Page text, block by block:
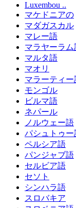
Luxembou ..
マケドニアの
マダガスカル
マレー語
マラヤーラム
マルタ語
マオリ
マラーティー
モンゴル
ビルマ語
ネパール
ノルウェー語
パシュトゥー
ペルシア語
パンジャブ語
セルビア語
セソト
シンハラ語
スロバキア